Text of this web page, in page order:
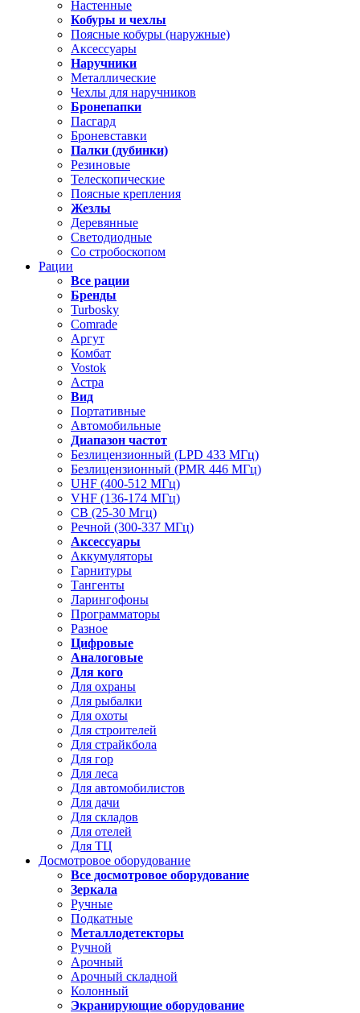
Настенные
Кобуры и чехлы
Поясные кобуры (наружные)
Аксессуары
Наручники
Металлические
Чехлы для наручников
Бронепапки
Пасгард
Броневставки
Палки (дубинки)
Резиновые
Телескопические
Поясные крепления
Жезлы
Деревянные
Светодиодные
Со стробоскопом
Рации
Все рации
Бренды
Turbosky
Comrade
Аргут
Комбат
Vostok
Астра
Вид
Портативные
Автомобильные
Диапазон частот
Безлицензионный (LPD 433 МГц)
Безлицензионный (PMR 446 МГц)
UHF (400-512 МГц)
VHF (136-174 МГц)
CB (25-30 Мгц)
Речной (300-337 МГц)
Аксессуары
Аккумуляторы
Гарнитуры
Тангенты
Ларингофоны
Программаторы
Разное
Цифровые
Аналоговые
Для кого
Для охраны
Для рыбалки
Для охоты
Для строителей
Для страйкбола
Для гор
Для леса
Для автомобилистов
Для дачи
Для складов
Для отелей
Для ТЦ
Досмотровое оборудование
Все досмотровое оборудование
Зеркала
Ручные
Подкатные
Металлодетекторы
Ручной
Арочный
Арочный складной
Колонный
Экранирующие оборудование